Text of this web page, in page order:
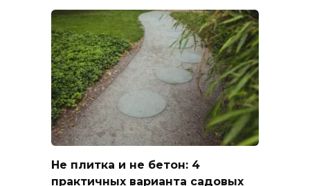
Не плитка и не бетон: 4
практичных варианта садовых